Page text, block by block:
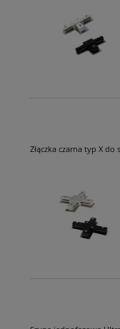
Złączka czarna typ X